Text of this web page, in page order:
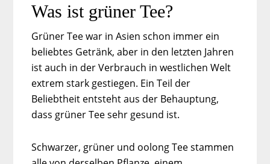
Was ist grüner Tee?
Grüner Tee war in Asien schon immer ein
beliebtes Getränk, aber in den letzten Jahren
ist auch in der Verbrauch in westlichen Welt
extrem stark gestiegen. Ein Teil der
Beliebtheit entsteht aus der Behauptung,
dass grüner Tee sehr gesund ist.
Schwarzer, grüner und oolong Tee stammen